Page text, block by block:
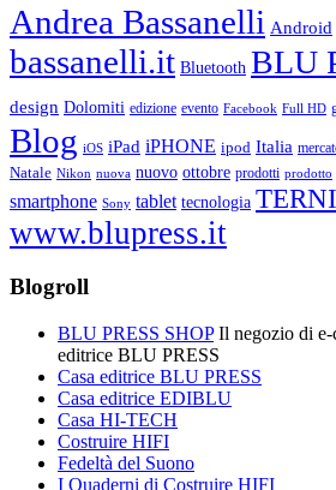
Andrea Bassanelli Android
bassanelli.it Bluetooth BLU
design Dolomiti edizione evento Facebook Full HD
Blog iOS iPad iPHONE ipod Italia
Natale Nikon nuova nuovo ottobre prodotti prodotto
smartphone Sony tablet tecnologia TERNI
www.blupress.it
Blogroll
BLU PRESS SHOPIl negozio di e-
editrice BLU PRESS
Casa editrice BLU PRESS
Casa editrice EDIBLU
Casa HI-TECH
Costruire HIFI
Fedeltà del Suono
I Quaderni di Costruire HIFI